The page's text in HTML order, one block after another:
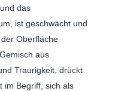
das
ist geschwächt und
Oberfläche
aus
Traurigkeit, drückt
im Begriff, sich als